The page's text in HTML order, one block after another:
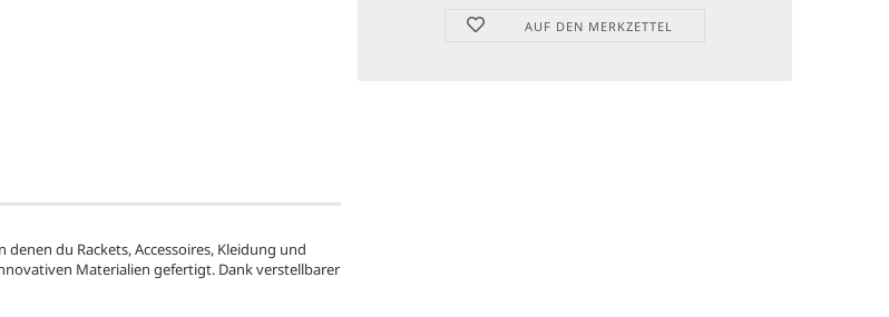
AUF DEN MERKZETTEL
du Rackets, Accessoires, Kleidung und
Materialien gefertigt. Dank verstellbarer